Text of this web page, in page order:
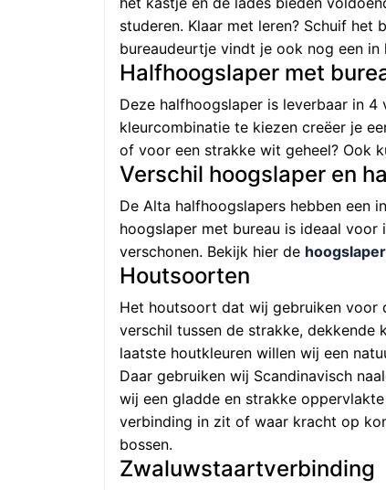
studeren. Klaar met leren? Schuif
bureaudeurtje vindt je ook nog een
Halfhoogslaper met
Deze halfhoogslaper is leverbaar in
kleurcombinatie te kiezen creëer je
of voor een strakke wit geheel? Ook
Verschil hoogslaper en
De Alta halfhoogslapers hebben een
hoogslaper met bureau is ideaal
verschonen. Bekijk hier de
Houtsoorten
Het houtsoort dat wij gebruiken voor
verschil tussen de strakke, dekkende
laatste houtkleuren willen wij een
Daar gebruiken wij Scandinavisch
wij een gladde en strakke
verbinding in zit of waar kracht op
bossen.
Zwaluwstaartverbinding